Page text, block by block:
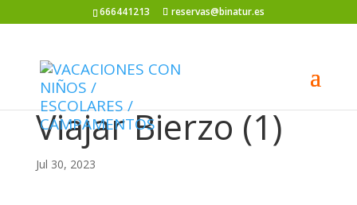
666441213 reservas@binatur.es
Viajar Bierzo (1)
Jul 30, 2023